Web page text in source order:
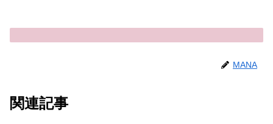
MANA
関連記事